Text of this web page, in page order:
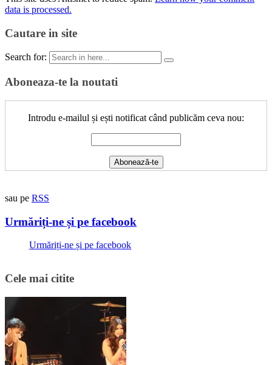
data is processed.
Cautare in site
Search for:
Aboneaza-te la noutati
Introdu e-mailul și ești notificat când publicăm ceva nou:
sau pe RSS
Urmăriți-ne și pe facebook
Urmăriți-ne și pe facebook
Cele mai citite